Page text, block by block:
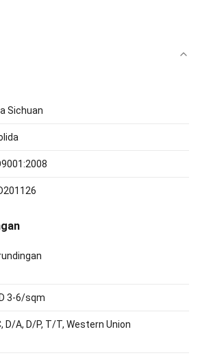
Sichuan
3-6/sqm
D/A, D/P, T/T, Western Union